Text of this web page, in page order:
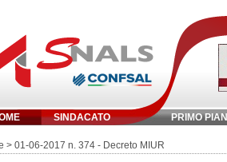
SINDACATO PRIMO
Inserisci parola chiave:
> 01-06-2017 n. 374 - Decreto MIUR